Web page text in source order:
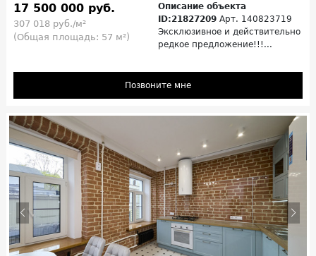
17 500 000 руб.
307 018 руб./м²
(Общая площадь: 57 м²)
Описание объекта
ID:21827209 Арт. 140823719
Эксклюзивное и действительно
редкое предложение!!!...
Позвоните мне